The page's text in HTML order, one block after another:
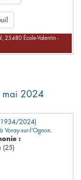
25480 École-Valentin -
mai 2024
2024)
Voray-sur-l'Ognon.
:
(25)